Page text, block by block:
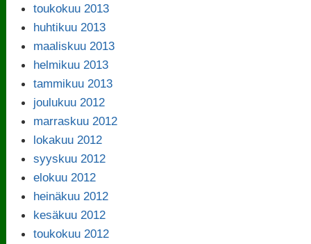
toukokuu 2013
huhtikuu 2013
maaliskuu 2013
helmikuu 2013
tammikuu 2013
joulukuu 2012
marraskuu 2012
lokakuu 2012
syyskuu 2012
elokuu 2012
heinäkuu 2012
kesäkuu 2012
toukokuu 2012